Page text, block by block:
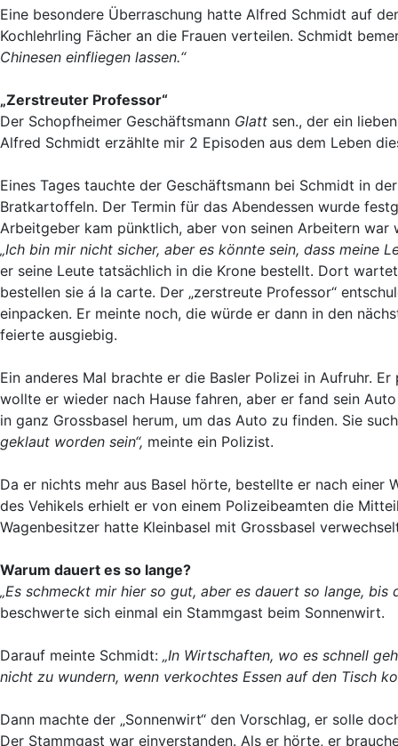
Eine besondere Überraschung hatte Alfred Schmidt auf
Kochlehrling Fächer an die Frauen verteilen. Schmidt
Chinesen einfliegen lassen.“
„Zerstreuter Professor“
Der Schopfheimer Geschäftsmann Glatt sen., der ein
Alfred Schmidt erzählte mir 2 Episoden aus dem Leben
Eines Tages tauchte der Geschäftsmann bei Schmidt in
Bratkartoffeln. Der Termin für das Abendessen wurde
Arbeitgeber kam pünktlich, aber von seinen Arbeitern
„Ich bin mir nicht sicher, aber es könnte sein, dass meine
er seine Leute tatsächlich in die Krone bestellt. Dort
bestellen sie á la carte. Der „zerstreute Professor“
einpacken. Er meinte noch, die würde er dann in den
feierte ausgiebig.
Ein anderes Mal brachte er die Basler Polizei in Aufruhr.
wollte er wieder nach Hause fahren, aber er fand sein
in ganz Grossbasel herum, um das Auto zu finden. Sie
geklaut worden sein“, meinte ein Polizist.
Da er nichts mehr aus Basel hörte, bestellte er nach einer
des Vehikels erhielt er von einem Polizeibeamten die
Wagenbesitzer hatte Kleinbasel mit Grossbasel
Warum dauert es so lange?
„Es schmeckt mir hier so gut, aber es dauert so lange,
beschwerte sich einmal ein Stammgast beim Sonnenwirt.
Darauf meinte Schmidt: „In Wirtschaften, wo es schnell
nicht zu wundern, wenn verkochtes Essen auf den Tisch
Dann machte der „Sonnenwirt“ den Vorschlag, er solle
Der Stammgast war einverstanden. Als er hörte, er